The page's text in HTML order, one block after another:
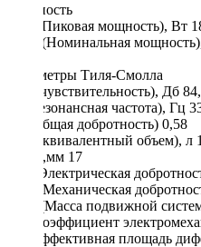
Мощность
Max (Пиковая мощность), Вт
RMS (Номинальная
Параметры Тиля-Смолла
SPL (чувствительность), Дб
FS (резонансная частота), Гц
Qts (общая добротность) 0,58
Vas (эквивалентный объем), л
Xmax,мм 17
Qes (Электрическая
Qms (Механическая
Mms (Масса подвижной
BL (Коэффициент
Sd (Эффективная площадь